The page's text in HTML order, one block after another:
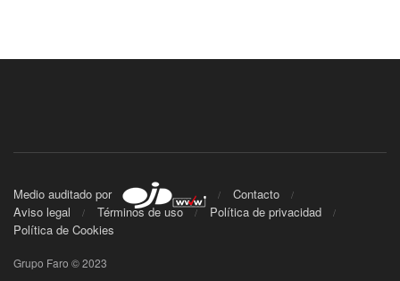
Medio auditado por
Contacto
Aviso legal
Términos de uso
Política de privacidad
Política de Cookies
Grupo Faro © 2023